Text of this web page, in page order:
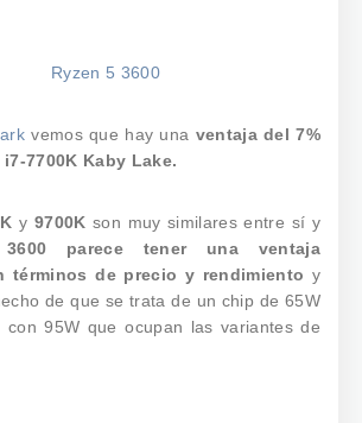
vemos que hay una ventaja del 7%
7700K Kaby Lake.
y 9700K son muy similares entre sí y
parece tener una ventaja
términos de precio y rendimiento y
de que se trata de un chip de 65W
con 95W que ocupan las variantes de